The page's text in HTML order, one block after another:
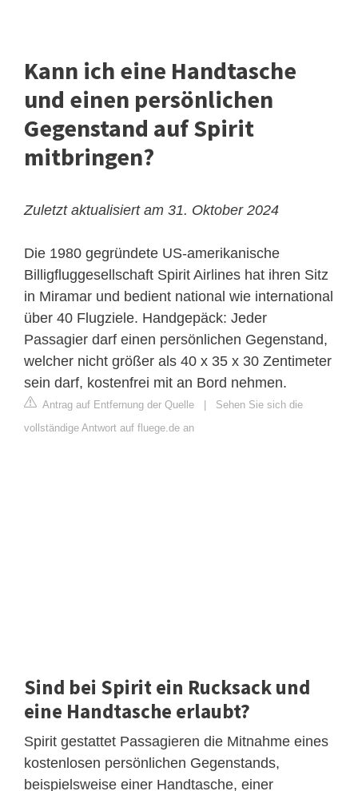
Kann ich eine Handtasche
und einen persönlichen
Gegenstand auf Spirit
mitbringen?
Zuletzt aktualisiert am 31. Oktober 2024
Die 1980 gegründete US-amerikanische
Billigfluggesellschaft Spirit Airlines hat ihren Sitz
in Miramar und bedient national wie international
über 40 Flugziele. Handgepäck: Jeder
Passagier darf einen persönlichen Gegenstand,
welcher nicht größer als 40 x 35 x 30 Zentimeter
sein darf, kostenfrei mit an Bord nehmen.
Antrag auf Entfernung der Quelle
Sehen Sie sich die
vollständige Antwort auf fluege.de an
Sind bei Spirit ein Rucksack und
eine Handtasche erlaubt?
Spirit gestattet Passagieren die Mitnahme eines
kostenlosen persönlichen Gegenstands,
beispielsweise einer Handtasche, einer